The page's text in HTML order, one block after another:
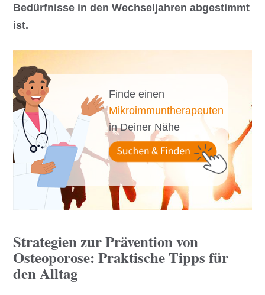
Bedürfnisse in den Wechseljahren abgestimmt
ist.
Finde einen
Mikroimmuntherapeuten
in Deiner Nähe
Strategien zur Prävention von
Osteoporose: Praktische Tipps für
den Alltag